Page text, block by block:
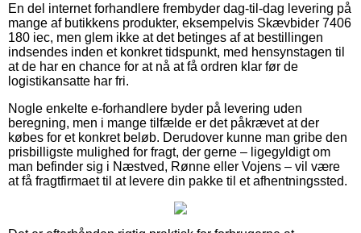
En del internet forhandlere frembyder dag-til-dag levering på
mange af butikkens produkter, eksempelvis Skævbider 7406
180 iec, men glem ikke at det betinges af at bestillingen
indsendes inden et konkret tidspunkt, med hensynstagen til
at de har en chance for at nå at få ordren klar før de
logistikansatte har fri.
Nogle enkelte e-forhandlere byder på levering uden
beregning, men i mange tilfælde er det påkrævet at der
købes for et konkret beløb. Derudover kunne man gribe den
prisbilligste mulighed for fragt, der gerne – ligegyldigt om
man befinder sig i Næstved, Rønne eller Vojens – vil være
at få fragtfirmaet til at levere din pakke til et afhentningssted.